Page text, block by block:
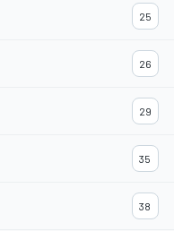
25
26
29
35
38